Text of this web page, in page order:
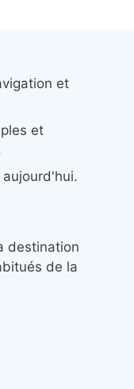
et
et
destination
de la